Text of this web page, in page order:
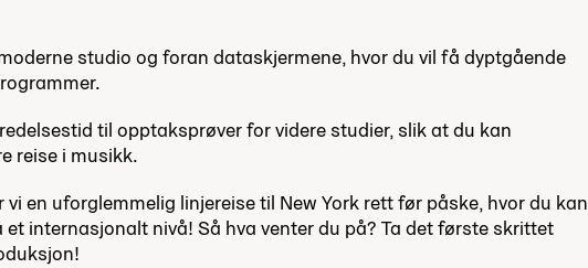
studio og foran dataskjermene, hvor du vil få dyptgående
til opptaksprøver for videre studier, slik at du kan
reise i musikk.
en uforglemmelig linjereise til New York rett før påske, hvor du kan
internasjonalt nivå! Så hva venter du på? Ta det første skrittet